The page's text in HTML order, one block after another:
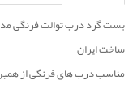
بست گرد درب توالت فرنگی
ساخت ایران
مناسب درب های فرنگی از